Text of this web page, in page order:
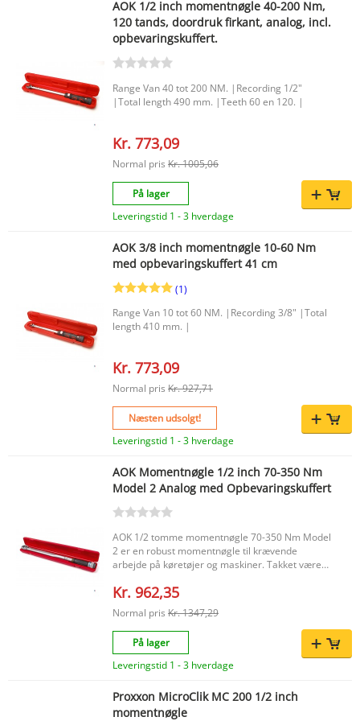
AOK 1/2 inch momentnøgle 40-200 Nm,
120 tands, doordruk firkant, analog, incl.
opbevaringskuffert.
Range Van 40 tot 200 NM. |Recording 1/2"
|Total length 490 mm. |Teeth 60 en 120. |
Kr. 773,09
Normal pris Kr. 1005,06
På lager
Leveringstid 1 - 3 hverdage
AOK 3/8 inch momentnøgle 10-60 Nm
med opbevaringskuffert 41 cm
(1)
Range Van 10 tot 60 NM. |Recording 3/8" |Total
length 410 mm. |
Kr. 773,09
Normal pris Kr. 927,71
Næsten udsolgt!
Leveringstid 1 - 3 hverdage
AOK Momentnøgle 1/2 inch 70-350 Nm
Model 2 Analog med Opbevaringskuffert
AOK 1/2 tomme momentnøgle 70-350 Nm Model
2 er en robust momentnøgle til krævende
arbejde på køretøjer og maskiner. Takket være
velegnet til opgaver, hvor der kræves stor kraft,
såsom hjulbolte og motordele. Den tydelige
analoge aflæsning og klikmekanismen hjælper
dig med præcist at nå det indstillede moment.
Med en længde på 65 cm giver denne
momentnøgle ekstra løftestangseffekt, mens det
skridsikre håndtag sikrer et komfortabelt greb.
Momentnøglen leveres i en solid
opbevaringskuffert af plast. Vigtigste fordele
Velegnet til krævende arbejde med et
Kr. 962,35
Normal pris Kr. 1347,29
På lager
Leveringstid 1 - 3 hverdage
Proxxon MicroClik MC 200 1/2 inch
momentnøgle